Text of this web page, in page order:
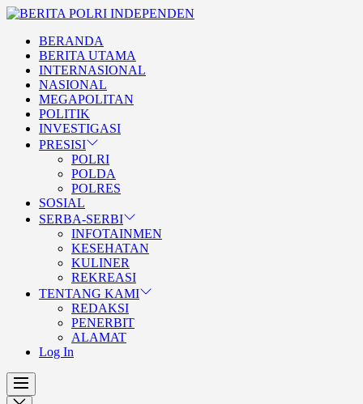
Skip
content
BERITA POLRI
INDEPENDEN
BERANDA
BERITA UTAMA
INTERNASIONAL
NASIONAL
MEGAPOLITAN
POLITIK
INVESTIGASI
PRESISI
POLRI
POLDA
POLRES
SOSIAL
SERBA-SERBI
INFOTAINMEN
KESEHATAN
KULINER
REKREASI
TENTANG KAMI
REDAKSI
PENERBIT
ALAMAT
Log In